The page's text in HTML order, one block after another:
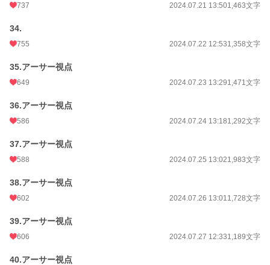
737 2024.07.21 13:501,463文字
34.
755 2024.07.22 12:531,358文字
35.アーサー視点
649 2024.07.23 13:291,471文字
36.アーサー視点
586 2024.07.24 13:181,292文字
37.アーサー視点
588 2024.07.25 13:021,983文字
38.アーサー視点
602 2024.07.26 13:011,728文字
39.アーサー視点
606 2024.07.27 12:331,189文字
40.アーサー視点